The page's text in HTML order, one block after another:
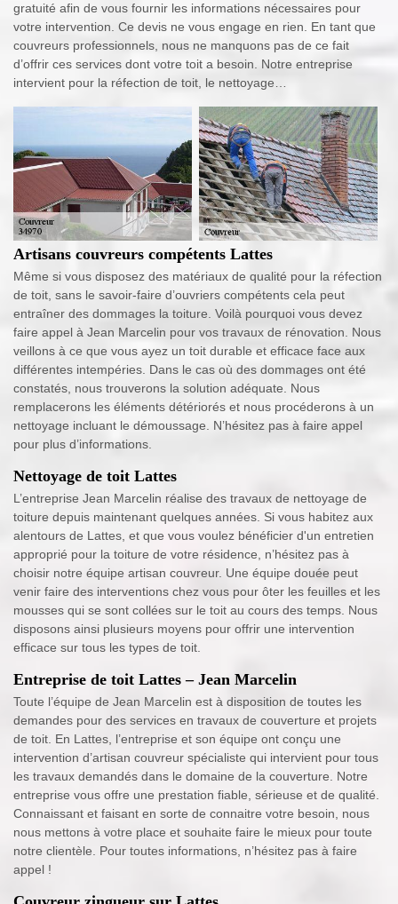
gratuité afin de vous fournir les informations nécessaires pour
votre intervention. Ce devis ne vous engage en rien. En tant que
couvreurs professionnels, nous ne manquons pas de ce fait
d’offrir ces services dont votre toit a besoin. Notre entreprise
intervient pour la réfection de toit, le nettoyage…
Artisans couvreurs compétents Lattes
Même si vous disposez des matériaux de qualité pour la réfection
de toit, sans le savoir-faire d’ouvriers compétents cela peut
entraîner des dommages la toiture. Voilà pourquoi vous devez
faire appel à Jean Marcelin pour vos travaux de rénovation. Nous
veillons à ce que vous ayez un toit durable et efficace face aux
différentes intempéries. Dans le cas où des dommages ont été
constatés, nous trouverons la solution adéquate. Nous
remplacerons les éléments détériorés et nous procéderons à un
nettoyage incluant le démoussage. N’hésitez pas à faire appel
pour plus d’informations.
Nettoyage de toit Lattes
L’entreprise Jean Marcelin réalise des travaux de nettoyage de
toiture depuis maintenant quelques années. Si vous habitez aux
alentours de Lattes, et que vous voulez bénéficier d'un entretien
approprié pour la toiture de votre résidence, n’hésitez pas à
choisir notre équipe artisan couvreur. Une équipe douée peut
venir faire des interventions chez vous pour ôter les feuilles et les
mousses qui se sont collées sur le toit au cours des temps. Nous
disposons ainsi plusieurs moyens pour offrir une intervention
efficace sur tous les types de toit.
Entreprise de toit Lattes – Jean Marcelin
Toute l’équipe de Jean Marcelin est à disposition de toutes les
demandes pour des services en travaux de couverture et projets
de toit. En Lattes, l’entreprise et son équipe ont conçu une
intervention d’artisan couvreur spécialiste qui intervient pour tous
les travaux demandés dans le domaine de la couverture. Notre
entreprise vous offre une prestation fiable, sérieuse et de qualité.
Connaissant et faisant en sorte de connaitre votre besoin, nous
nous mettons à votre place et souhaite faire le mieux pour toute
notre clientèle. Pour toutes informations, n’hésitez pas à faire
appel !